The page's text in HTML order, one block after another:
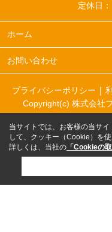
定休日：
ホーム
お問い合わせ
プライバシーポリシー
Copyright(c) 株式会社
当サイトでは、お客様の当サ
して、クッキー（Cookie）を使
詳しくは、当社の 「Cookieの